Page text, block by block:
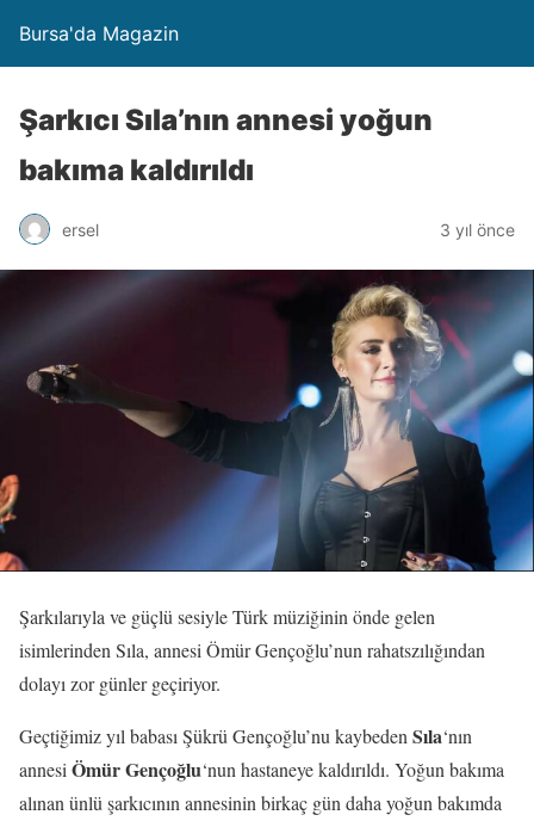
Bursa'da Magazin
Şarkıcı Sıla’nın annesi yoğun
bakıma kaldırıldı
ersel 3 yıl önce
Şarkılarıyla ve güçlü sesiyle Türk müziğinin önde gelen
isimlerinden Sıla, annesi Ömür Gençoğlu’nun rahatszılığından
dolayı zor günler geçiriyor.
Geçtiğimiz yıl babası Şükrü Gençoğlu’nu kaybeden Sıla‘nın
annesi Ömür Gençoğlu‘nun hastaneye kaldırıldı. Yoğun bakıma
alınan ünlü şarkıcının annesinin birkaç gün daha yoğun bakımda